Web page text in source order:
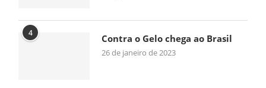
4 Contra o Gelo chega ao Brasil
26 de janeiro de 2023